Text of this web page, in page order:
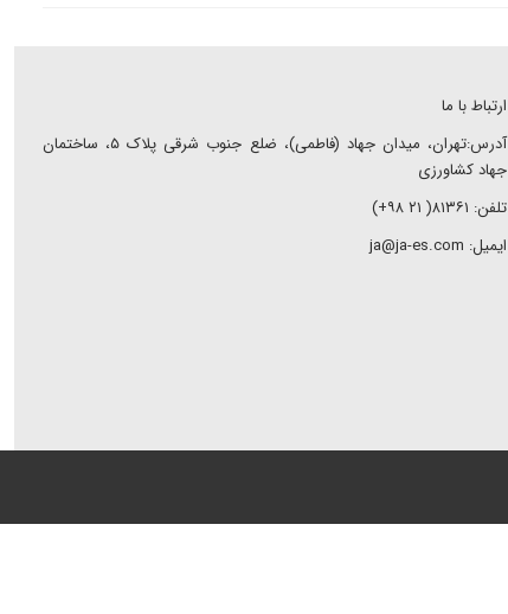
ارتباط با ما
آدرس:تهران، میدان جهاد (فاطمی)، ضلع جنوب شرقی پلاک ۵، ساختمان
جهاد کشاورزی
تلفن: ۸۱۳۶۱( ۲۱ ۹۸+)
ایمیل: ja@ja-es.com